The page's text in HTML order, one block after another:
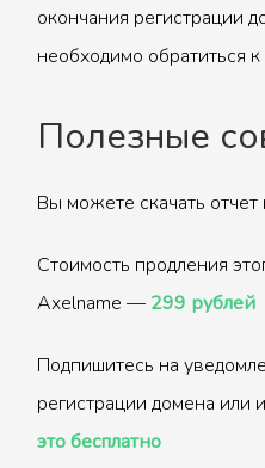
окончания регистрации
необходимо обратиться
Полезные
Вы можете скачать отчет
Стоимость продления
Axelname — 299 рублей
Подпишитесь на
регистрации домена
это бесплатно